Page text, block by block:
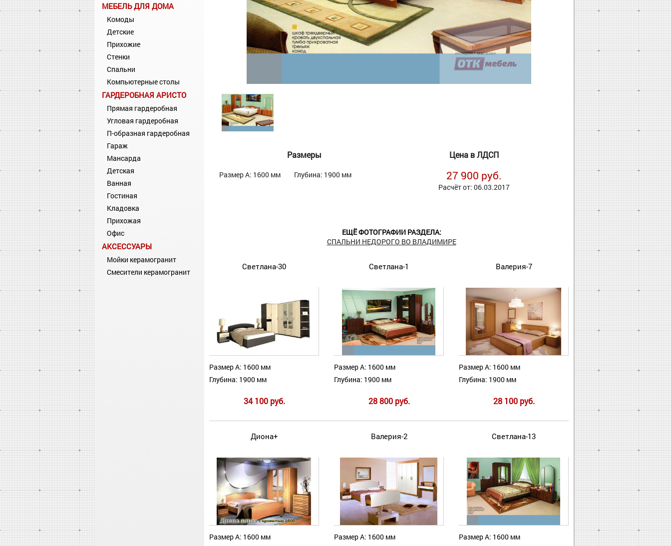
МЕБЕЛЬ ДЛЯ ДОМА
Комоды
Детские
Прихожие
Стенки
Спальни
Компьютерные столы
ГАРДЕРОБНАЯ АРИСТО
Прямая гардеробная
Угловая гардеробная
П-образная гардеробная
Гараж
Мансарда
Детская
Ванная
Гостиная
Кладовка
Прихожая
Офис
АКСЕССУАРЫ
Мойки керамогранит
Смесители керамогранит
Размеры
Размер А: 1600 мм Глубина: 1900 мм
Цена в ЛДСП
27 900 руб.
Расчёт от: 06.03.2017
ЕЩЁ ФОТОГРАФИИ РАЗДЕЛА:
СПАЛЬНИ НЕДОРОГО ВО ВЛАДИМИРЕ
Светлана-30
Размер А: 1600 мм
Глубина: 1900 мм
34 100 руб.
Светлана-1
Размер А: 1600 мм
Глубина: 1900 мм
28 800 руб.
Валерия-7
Размер А: 1600 мм
Глубина: 1900 мм
28 100 руб.
Диона+
Размер А: 1600 мм
Валерия-2
Размер А: 1600 мм
Светлана-13
Размер А: 1600 мм